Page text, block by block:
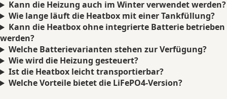
Kann die Heizung auch im Winter verwendet werden?
Wie lange läuft die Heatbox mit einer Tankfüllung?
Kann die Heatbox ohne integrierte Batterie betrieben
werden?
Welche Batterievarianten stehen zur Verfügung?
Wie wird die Heizung gesteuert?
Ist die Heatbox leicht transportierbar?
Welche Vorteile bietet die LiFePO4-Version?